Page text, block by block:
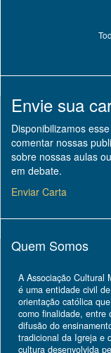
Envie sua
Disponibilizamos
comentar nossas
sobre nossas aulas
em debate.
Enviar Carta
Quem Somos
A Associação Cultural
é uma entidade civil de
orientação católica
como finalidade, entre
difusão do
tradicional da Igreja e
cultura desenvolvida